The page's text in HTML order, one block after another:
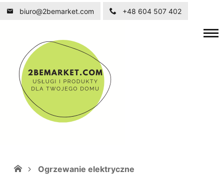
biuro@2bemarket.com +48 604 507 402
Ogrzewanie elektryczne